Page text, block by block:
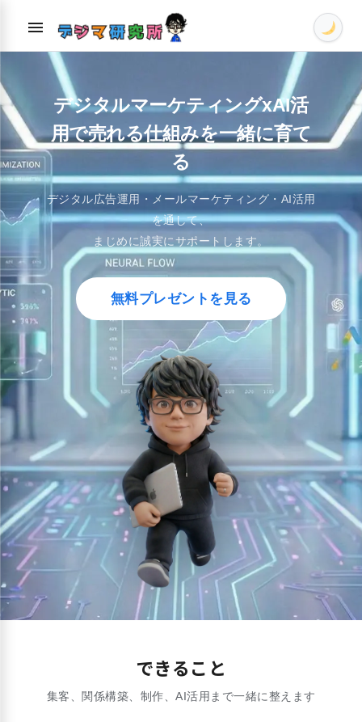
menu
デジタルマーケティングxAI活
用で売れる仕組みを一緒に育て
る
デジタル広告運用・メールマーケティング・AI活用
を通して、
まじめに誠実にサポートします。
無料プレゼントを見る
できること
集客、関係構築、制作、AI活用まで一緒に整えます